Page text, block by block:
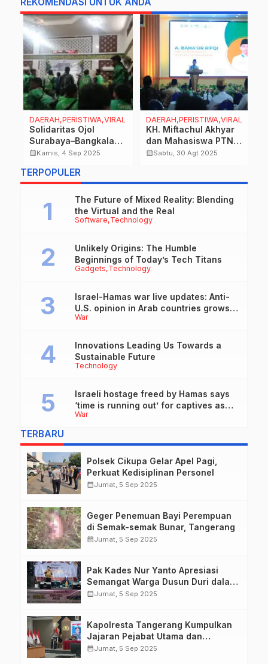
DAERAH,PERISTIWA,VIRAL
Solidaritas Ojol
Surabaya–Bangkalan:
Hadiri Doa Bersama di
Bangkalan Bersama
Bupati dan Kapolres
untuk Mengenang
Affan Kurniawan
calendar_monthKamis, 4 Sep 2025
DAERAH,PERISTIWA,VIRAL
KH. Miftachul Akhyar
dan Mahasiswa PTNU
Bersatu Suarakan
Disalurkan Bijak.
calendar_monthSabtu, 30 Agt 2025
TERPOPULER
Software Technology
The Future of Mixed Reality: Blending
the Virtual and the Real
Gadgets Technology
Unlikely Origins: The Humble
Beginnings of Today’s Tech Titans
War
Israel-Hamas war live updates: Anti-
U.S. opinion in Arab countries grows
over support for Israel, leaders tell
Technology
Innovations Leading Us Towards a
Sustainable Future
War
Israeli hostage freed by Hamas says
‘time is running out’ for captives as
she describes harrowing conditions
TERBARU
Polsek Cikupa Gelar Apel Pagi,
Perkuat Kedisiplinan Personel
calendar_monthJumat, 5 Sep 2025
Geger Penemuan Bayi Perempuan
di Semak-semak Bunar, Tangerang
calendar_monthJumat, 5 Sep 2025
Pak Kades Nur Yanto Apresiasi
Semangat Warga Dusun Duri dalam
Peringatan HUT RI ke-80
calendar_monthJumat, 5 Sep 2025
Kapolresta Tangerang Kumpulkan
Jajaran Pejabat Utama dan
Kapolsek untuk Paparkan
calendar_monthJumat, 5 Sep 2025